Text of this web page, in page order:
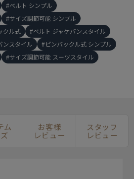
ベルト シンプル
サイズ調節可能 シンプル
クル式
ベルト ジャケパンスタイル
ンスタイル
ピンバックル式 シンプル
サイズ調節可能 スーツスタイル
ム お客様
レビュー
スタッフ
レビュー